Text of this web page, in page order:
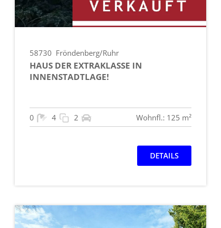
58730 Fröndenberg/Ruhr
HAUS DER EXTRAKLASSE IN
INNENSTADTLAGE!
0 4 2 Wohnfl.: 125 m²
DETAILS